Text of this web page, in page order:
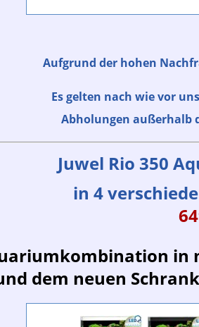
Aufgrund der hohen
Es gelten nach wie vor
Abholungen außerhalb
Juwel Rio 350
in 4
in
dem neuen